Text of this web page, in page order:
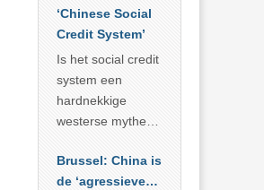
voorbije veertig
jaar in slaagde
meer dan 800
miljoen mensen
uit de armoede
… >> lees meer
‘Chinese Social
Credit System’
Is het social credit
system een
hardnekkige
westerse mythe of
realiteit in China?
Brussel: China is
de ‘agressieve